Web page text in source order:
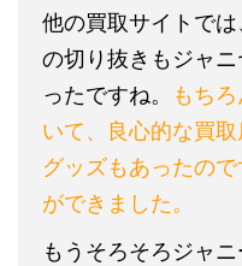
他の買取サイトで
の切り抜きもジャ
ったですね。
もち
いて、良心的な買
グッズもあったの
ができました。
もうそろそろジャ